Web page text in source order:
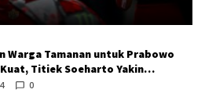
Warga Tamanan untuk Prabowo
Titiek Soeharto Yakin
di Bantul
0